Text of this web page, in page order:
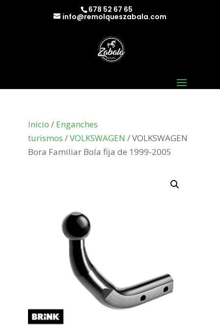
678 52 67 65
info@remolqueszabala.com
Inicio / Enganches
turismos /VOLKSWAGEN / VOLKSWAGEN
Bora Familiar Bola fija de 1999-2005